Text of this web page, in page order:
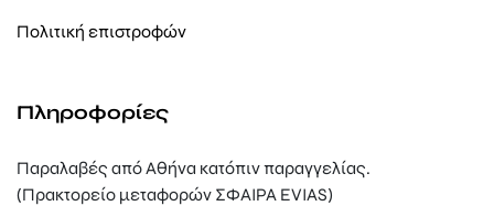
Πολιτική επιστροφών
Πληροφορίες
Παραλαβές από Αθήνα κατόπιν παραγγελίας.
(Πρακτορείο μεταφορών ΣΦΑΙΡΑ EVIAS)